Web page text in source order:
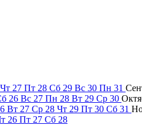
Чт 27 Пт 28 Сб 29 Вс 30 Пн 31
26 Вс 27 Пн 28 Вт 29 Ср 30
Вт 27 Ср 28 Чт 29 Пт 30 Сб 31
26 Пт 27 Сб 28